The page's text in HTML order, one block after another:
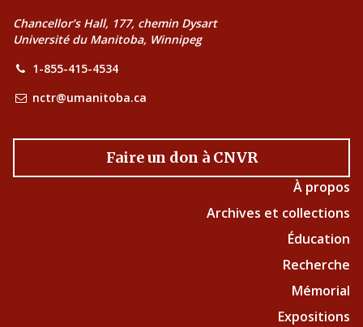
Chancellor’s Hall, 177, chemin Dysart
Université du Manitoba, Winnipeg
1-855-415-4534
nctr@umanitoba.ca
Faire un don à CNVR
À propos
Archives et collections
Éducation
Recherche
Mémorial
Expositions